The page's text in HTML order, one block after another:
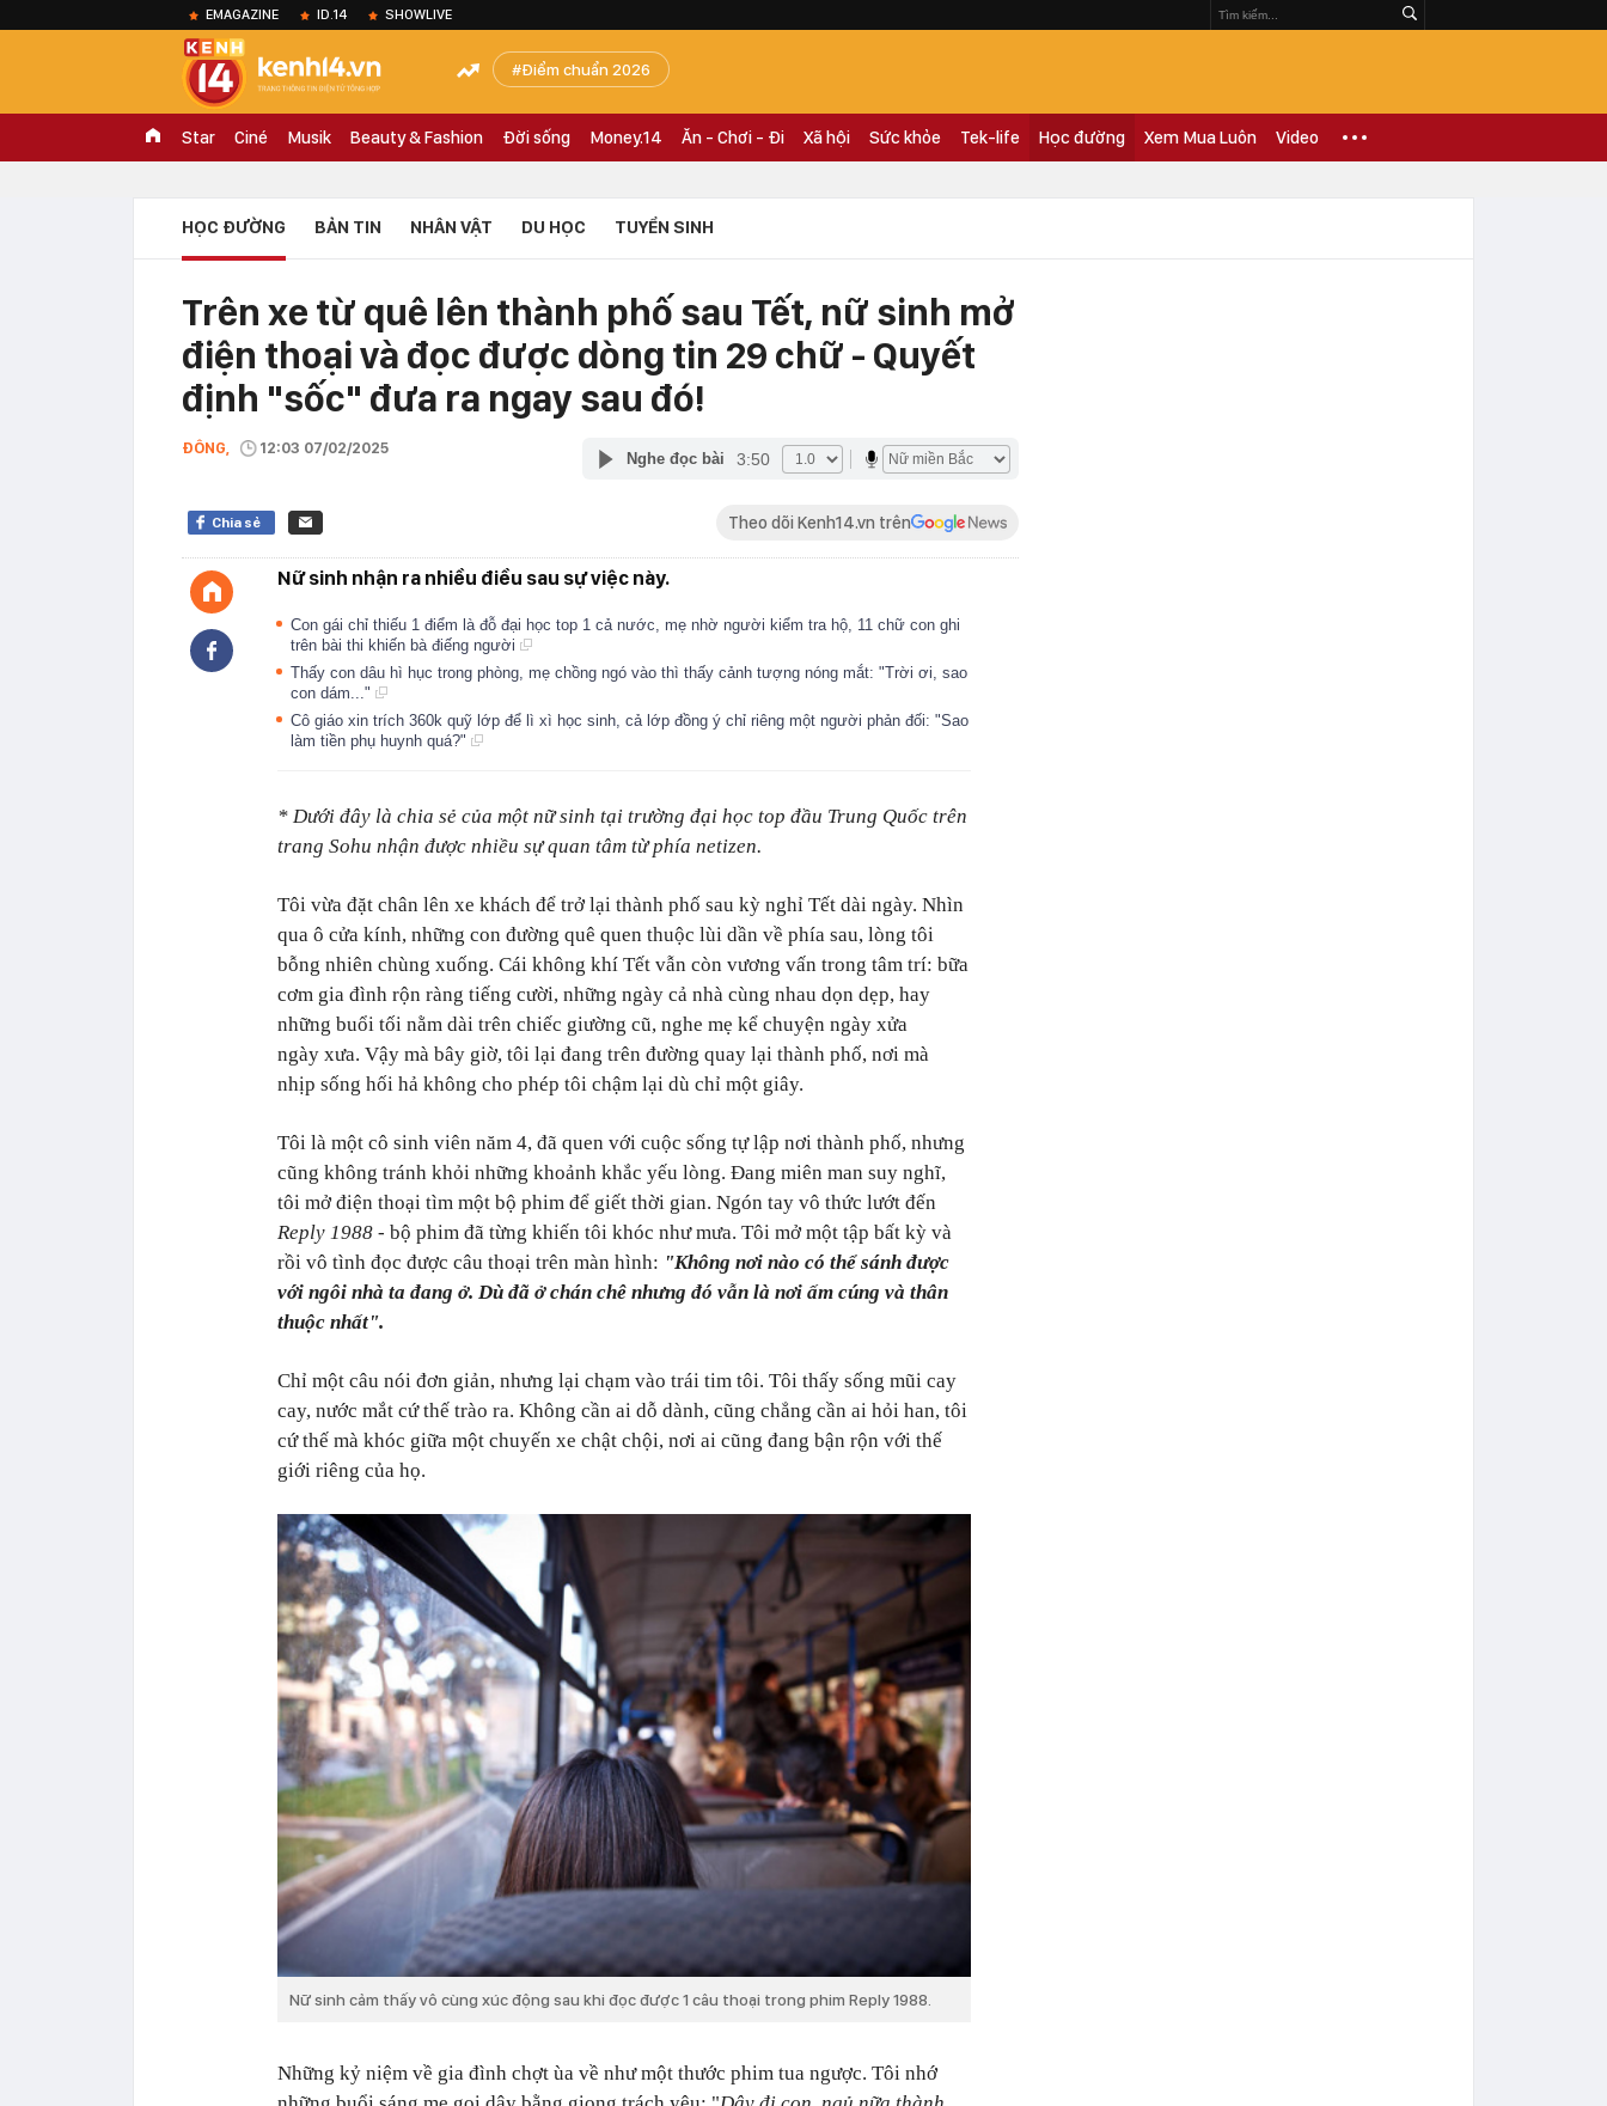
EMAGAZINE ID.14 SHOWLIVE
Điểm chuẩn 2026
Star Ciné Musik Beauty & Fashion Đời sống Money.14 Ăn - Chơi - Đi Xã hội Sức khỏe Tek-life Học đường Xem Mua Luôn Video
HỌC ĐƯỜNG BẢN TIN NHÂN VẬT DU HỌC TUYỂN SINH
Trên xe từ quê lên thành phố sau Tết, nữ sinh mở
điện thoại và đọc được dòng tin 29 chữ - Quyết
định "sốc" đưa ra ngay sau đó!
ĐÔNG, 12:03 07/02/2025
Nghe đọc bài 3:50
Chia sẻ Theo dõi Kenh14.vn trên
Nữ sinh nhận ra nhiều điều sau sự việc này.
Con gái chỉ thiếu 1 điểm là đỗ đại học top 1 cả nước, mẹ nhờ người kiểm tra hộ, 11 chữ con ghi
trên bài thi khiến bà điếng người
Thấy con dâu hì hục trong phòng, mẹ chồng ngó vào thì thấy cảnh tượng nóng mắt: "Trời ơi, sao
con dám..."
Cô giáo xin trích 360k quỹ lớp để lì xì học sinh, cả lớp đồng ý chỉ riêng một người phản đối: "Sao
làm tiền phụ huynh quá?"
* Dưới đây là chia sẻ của một nữ sinh tại trường đại học top đầu Trung Quốc trên
trang Sohu nhận được nhiều sự quan tâm từ phía netizen.
Tôi vừa đặt chân lên xe khách để trở lại thành phố sau kỳ nghỉ Tết dài ngày. Nhìn
qua ô cửa kính, những con đường quê quen thuộc lùi dần về phía sau, lòng tôi
bỗng nhiên chùng xuống. Cái không khí Tết vẫn còn vương vấn trong tâm trí: bữa
cơm gia đình rộn ràng tiếng cười, những ngày cả nhà cùng nhau dọn dẹp, hay
những buổi tối nằm dài trên chiếc giường cũ, nghe mẹ kể chuyện ngày xửa
ngày xưa. Vậy mà bây giờ, tôi lại đang trên đường quay lại thành phố, nơi mà
nhịp sống hối hả không cho phép tôi chậm lại dù chỉ một giây.
Tôi là một cô sinh viên năm 4, đã quen với cuộc sống tự lập nơi thành phố, nhưng
cũng không tránh khỏi những khoảnh khắc yếu lòng. Đang miên man suy nghĩ,
tôi mở điện thoại tìm một bộ phim để giết thời gian. Ngón tay vô thức lướt đến
Reply 1988 - bộ phim đã từng khiến tôi khóc như mưa. Tôi mở một tập bất kỳ và
rồi vô tình đọc được câu thoại trên màn hình: "Không nơi nào có thể sánh được
với ngôi nhà ta đang ở. Dù đã ở chán chê nhưng đó vẫn là nơi ấm cúng và thân
thuộc nhất".
Chỉ một câu nói đơn giản, nhưng lại chạm vào trái tim tôi. Tôi thấy sống mũi cay
cay, nước mắt cứ thế trào ra. Không cần ai dỗ dành, cũng chẳng cần ai hỏi han, tôi
cứ thế mà khóc giữa một chuyến xe chật chội, nơi ai cũng đang bận rộn với thế
giới riêng của họ.
Nữ sinh cảm thấy vô cùng xúc động sau khi đọc được 1 câu thoại trong phim Reply 1988.
Những kỷ niệm về gia đình chợt ùa về như một thước phim tua ngược. Tôi nhớ